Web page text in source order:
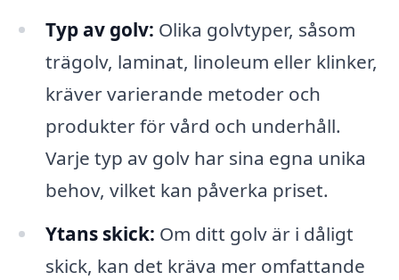
Typ av golv: Olika golvtyper, såsom
trägolv, laminat, linoleum eller klinker,
kräver varierande metoder och
produkter för vård och underhåll.
Varje typ av golv har sina egna unika
behov, vilket kan påverka priset.
Ytans skick: Om ditt golv är i dåligt
skick, kan det kräva mer omfattande